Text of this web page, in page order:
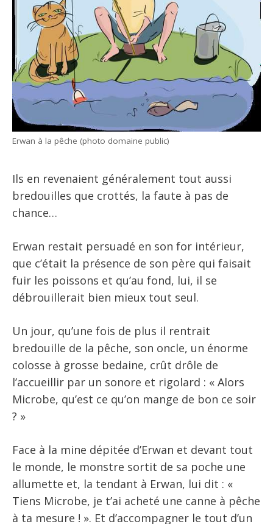
Erwan à la pêche (photo domaine public)
Ils en revenaient généralement tout aussi
bredouilles que crottés, la faute à pas de
chance…
Erwan restait persuadé en son for intérieur,
que c’était la présence de son père qui faisait
fuir les poissons et qu’au fond, lui, il se
débrouillerait bien mieux tout seul.
Un jour, qu’une fois de plus il rentrait
bredouille de la pêche, son oncle, un énorme
colosse à grosse bedaine, crût drôle de
l’accueillir par un sonore et rigolard : « Alors
Microbe, qu’est ce qu’on mange de bon ce soir
? »
Face à la mine dépitée d’Erwan et devant tout
le monde, le monstre sortit de sa poche une
allumette et, la tendant à Erwan, lui dit : «
Tiens Microbe, je t’ai acheté une canne à pêche
à ta mesure ! ». Et d’accompagner le tout d’un